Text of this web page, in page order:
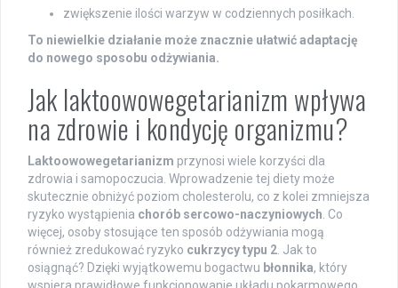
zwiększenie ilości warzyw w codziennych posiłkach.
To niewielkie działanie może znacznie ułatwić adaptację
do nowego sposobu odżywiania.
Jak laktoowowegetarianizm wpływa
na zdrowie i kondycję organizmu?
Laktoowowegetarianizm przynosi wiele korzyści dla
zdrowia i samopoczucia. Wprowadzenie tej diety może
skutecznie obniżyć poziom cholesterolu, co z kolei zmniejsza
ryzyko wystąpienia chorób sercowo-naczyniowych. Co
więcej, osoby stosujące ten sposób odżywiania mogą
również zredukować ryzyko cukrzycy typu 2. Jak to
osiągnąć? Dzięki wyjątkowemu bogactwu błonnika, który